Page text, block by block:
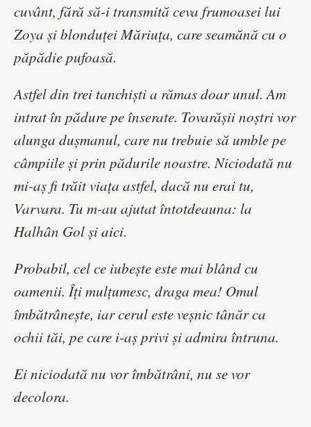
cuvânt, fără să-i transmită ceva frumoasei lui
Zoya şi blonduţei Măriuţa, care seamănă cu o
păpădie pufoasă.
Astfel din trei tanchişti a rămas doar unul. Am
intrat în pădure pe înserate. Tovarăşii noştri vor
alunga duşmanul, care nu trebuie să umble pe
câmpiile şi prin pădurile noastre. Niciodată nu
mi-aş fi trăit viaţa astfel, dacă nu erai tu,
Varvara. Tu m-au ajutat întotdeauna: la
Halhân Gol şi aici.
Probabil, cel ce iubeşte este mai blând cu
oamenii. Îţi mulţumesc, draga mea! Omul
îmbătrâneşte, iar cerul este veşnic tânăr ca
ochii tăi, pe care i-aş privi şi admira întruna.
Ei niciodată nu vor îmbătrâni, nu se vor
decolora.